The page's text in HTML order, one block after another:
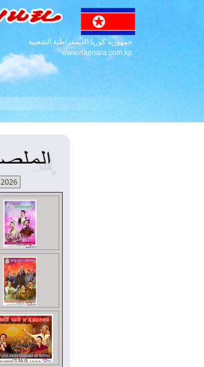
جمهورية كوريا الديمقراطية الشعبية
www.naenara.com.kp